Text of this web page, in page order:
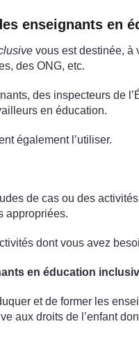
enseignants en
vous est destinée, à
des ONG, etc.
des inspecteurs de
en éducation.
également l’utiliser.
de cas ou des
appropriées.
dont vous avez
en éducation
et de former les
aux droits de l’enfant